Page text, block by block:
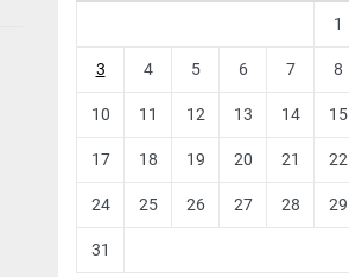
1
3 4 5 6 7 8
10 11 12 13 14 15
17 18 19 20 21 22
24 25 26 27 28 29
31